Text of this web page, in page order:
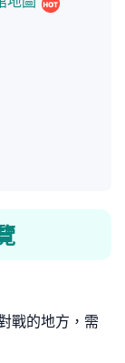
戰的地方，需